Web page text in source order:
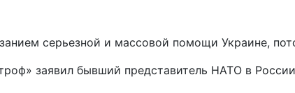
серьезной и массовой помощи Украине,
заявил бывший представитель НАТО в